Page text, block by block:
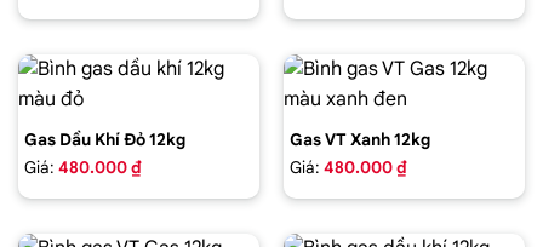
Gas Dầu Khí Đỏ 12kg
Giá: 480.000 ₫
Gas VT Xanh 12kg
Giá: 480.000 ₫